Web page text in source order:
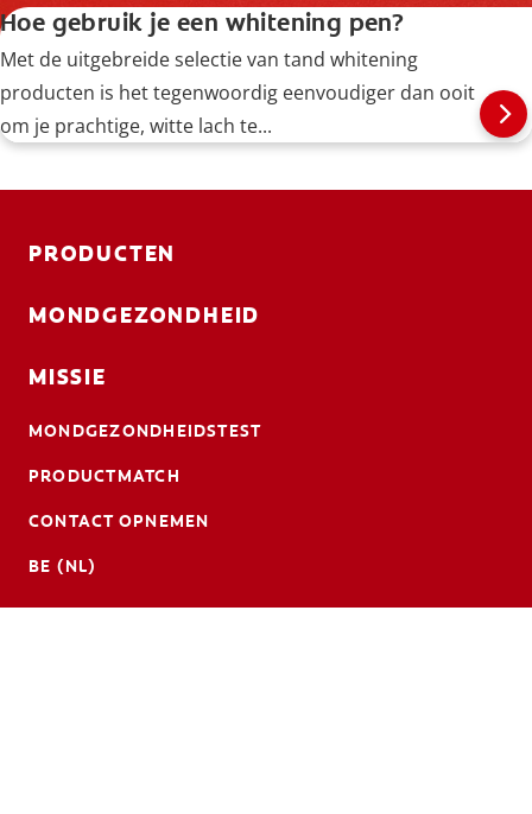
Hoe gebruik je een whitening pen?
Met de uitgebreide selectie van tand whitening
producten is het tegenwoordig eenvoudiger dan ooit
om je prachtige, witte lach te...
PRODUCTEN
MONDGEZONDHEID
MISSIE
MONDGEZONDHEIDSTEST
PRODUCTMATCH
CONTACT OPNEMEN
BE (NL)